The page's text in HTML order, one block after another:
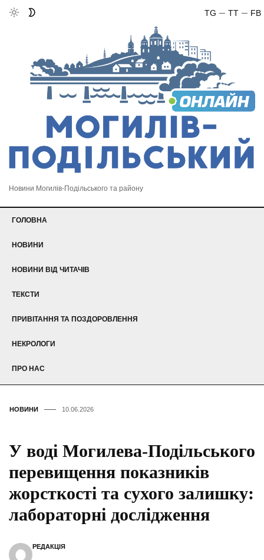
FB
TT
TG
Новини Могилів-Подільського та району
ГОЛОВНА
НОВИНИ
НОВИНИ ВІД ЧИТАЧІВ
ТЕКСТИ
ПРИВІТАННЯ ТА ПОЗДОРОВЛЕННЯ
НЕКРОЛОГИ
ПРО НАС
НОВИНИ 10.06.2026
У воді Могилева-Подільського
перевищення показників
жорсткості та сухого залишку:
лабораторні дослідження
РЕДАКЦІЯ